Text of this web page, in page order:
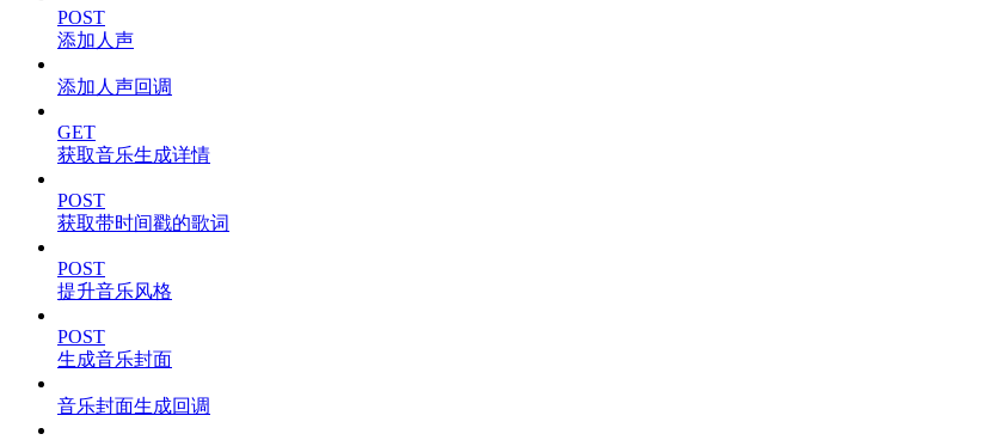
POST
添加人声
添加人声回调
GET
获取音乐生成详情
POST
获取带时间戳的歌词
POST
提升音乐风格
POST
生成音乐封面
音乐封面生成回调